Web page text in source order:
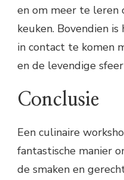
en om meer te leren
keuken. Bovendien
in contact te komen
en de levendige
Conclusie
Een culinaire
fantastische manier
de smaken en